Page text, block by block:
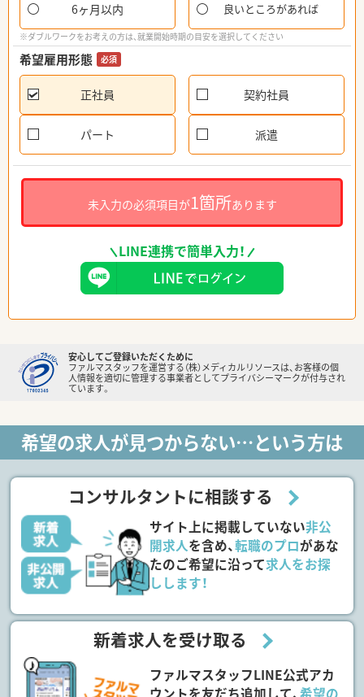
6ヶ月以内 良いところがあれば
※ダブルワークをお考えの方は、就業開始時期の目安を選択してください
希望雇用形態 必須
正社員 契約社員
パート 派遣
未入力の必須項目が1箇所あります
LINE連携で簡単入力！
安心してご登録いただくために
ファルマスタッフを運営する（株）メディカルリソースは、お客様の個
人情報を適切に管理する事業者としてプライバシーマークが付与され
ています。
希望の求人が見つからない…という方は
コンサルタントに相談する
サイト上に掲載していない非公
開求人を含め、転職のプロがあな
たのご希望に沿って求人をお探
しします！
新着求人を受け取る
ファルマスタッフLINE公式アカ
ウントを友だち追加して、希望の